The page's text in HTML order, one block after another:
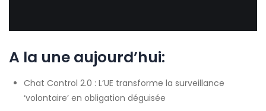
A la une aujourd’hui:
Chat Control 2.0 : L’UE transforme la surveillance
‘volontaire’ en obligation déguisée